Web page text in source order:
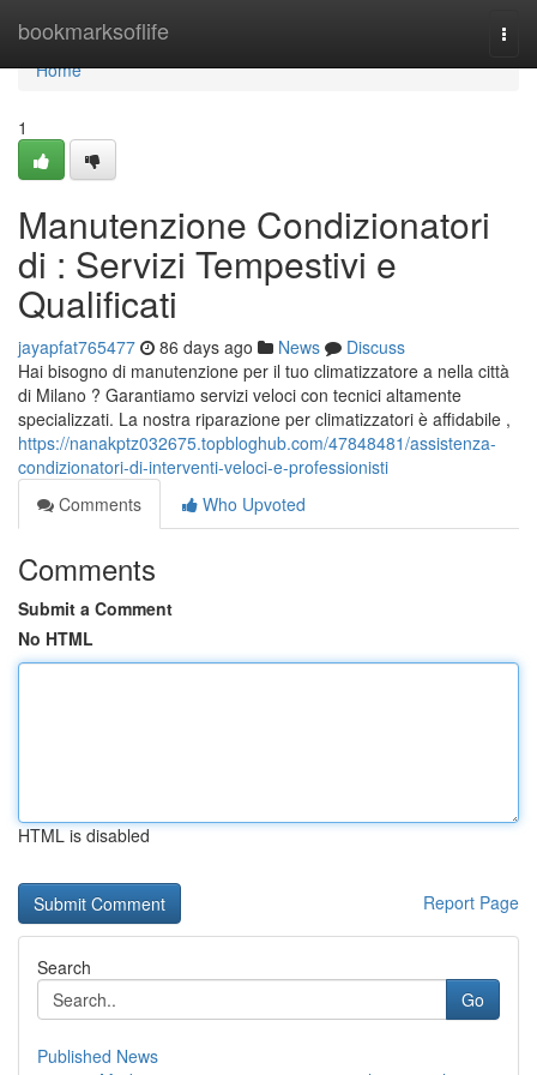
bookmarksoflife
Home
Home
1
Manutenzione Condizionatori
di : Servizi Tempestivi e
Qualificati
jayapfat765477 86 days ago News
Discuss
Hai bisogno di manutenzione per il tuo climatizzatore a nella città
di Milano ? Garantiamo servizi veloci con tecnici altamente
specializzati. La nostra riparazione per climatizzatori è affidabile ,
https://nanakptz032675.topbloghub.com/47848481/assistenza-
condizionatori-di-interventi-veloci-e-professionisti
Comments
Who Upvoted
Comments
Submit a Comment
No HTML
HTML is disabled
Report Page
Search
Go
Published News